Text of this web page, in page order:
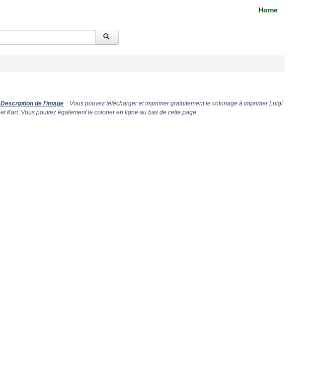
Home
Description de l'image : Vous pouvez télécharger et imprimer gratuitement le coloriage à imprimer Luigi
et Kart. Vous pouvez également le colorier en ligne au bas de cette page.